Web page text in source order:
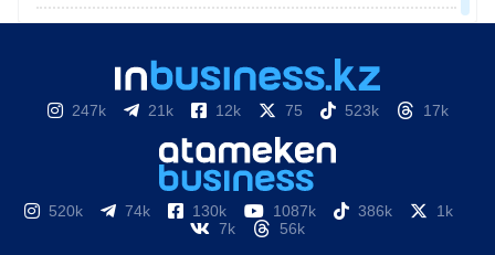
247k 21k 12k 75 523k 17k
520k 74k 130k 1087k 386k
1k
7k
56k